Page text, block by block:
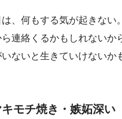
は、何もする気が起きない
連絡くるかもしれないか
ないと生きていけないか
モチ焼き・嫉妬深い